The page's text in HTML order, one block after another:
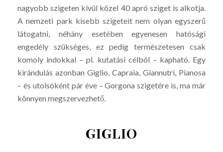
nagyobb szigeten kívül közel 40 apró sziget is alkotja.
A nemzeti park kisebb szigeteit nem olyan egyszerű
látogatni, néhány esetében egyenesen hatósági
engedély szükséges, ez pedig természetesen csak
komoly indokkal – pl. kutatási célból – kapható. Egy
kirándulás azonban Giglio, Capraia, Giannutri, Pianosa
– és utolsóként pár éve – Gorgona szigetére is, ma már
könnyen megszervezhető.
GIGLIO